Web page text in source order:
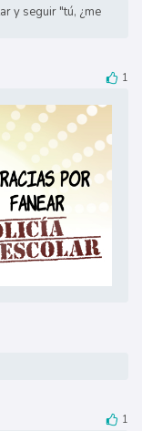
y seguir "tú, ¿me
1
1